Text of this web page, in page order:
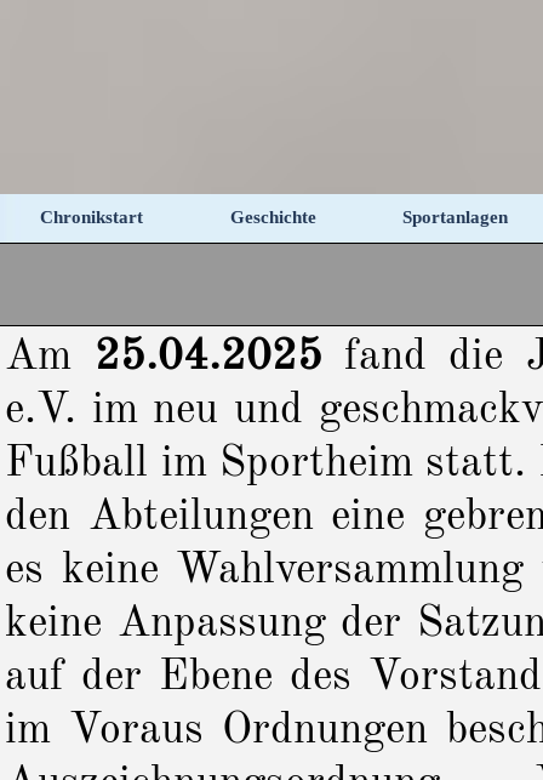
Chronikstart Geschichte ▼
Sportanlagen
Am 25.04.2025 fand die
e.V. im neu und
Fußball im Sportheim statt.
den Abteilungen eine
es keine
keine Anpassung der
auf der Ebene des
im Voraus Ordnungen